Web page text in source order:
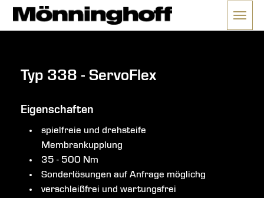
Menü
Typ 338 - ServoFlex
Eigenschaften
spielfreie und drehsteife
Membrankupplung
35 - 500 Nm
Sonderlösungen auf Anfrage möglichg
verschleißfrei und wartungsfrei